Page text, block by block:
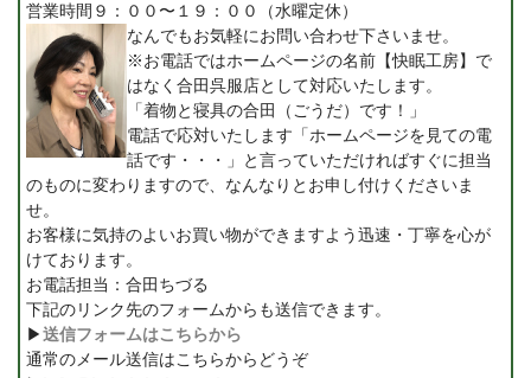
営業時間９：００〜１９：００（水曜定休）
なんでもお気軽にお問い合わせ下さいませ。
※お電話ではホームページの名前【快眠工房】で
はなく合田呉服店として対応いたします。
「着物と寝具の合田（ごうだ）です！」
電話で応対いたします「ホームページを見ての電
話です・・・」と言っていただければすぐに担当
のものに変わりますので、なんなりとお申し付けくださいま
せ。
お客様に気持のよいお買い物ができますよう迅速・丁寧を心が
けております。
お電話担当：合田ちづる
下記のリンク先のフォームからも送信できます。
▶送信フォームはこちらから
通常のメール送信はこちらからどうぞ